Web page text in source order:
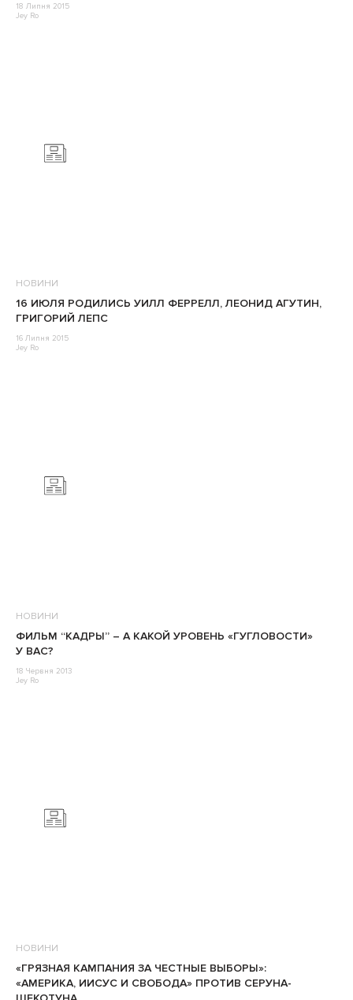
18 Липня 2015
Jey Ro
НОВИНИ
16 ИЮЛЯ РОДИЛИСЬ УИЛЛ ФЕРРЕЛЛ, ЛЕОНИД АГУТИН,
ГРИГОРИЙ ЛЕПС
16 Липня 2015
Jey Ro
НОВИНИ
ФИЛЬМ “КАДРЫ” – А КАКОЙ УРОВЕНЬ «ГУГЛОВОСТИ»
У ВАС?
18 Червня 2013
Jey Ro
НОВИНИ
«ГРЯЗНАЯ КАМПАНИЯ ЗА ЧЕСТНЫЕ ВЫБОРЫ»:
«АМЕРИКА, ИИСУС И СВОБОДА» ПРОТИВ СЕРУНА-